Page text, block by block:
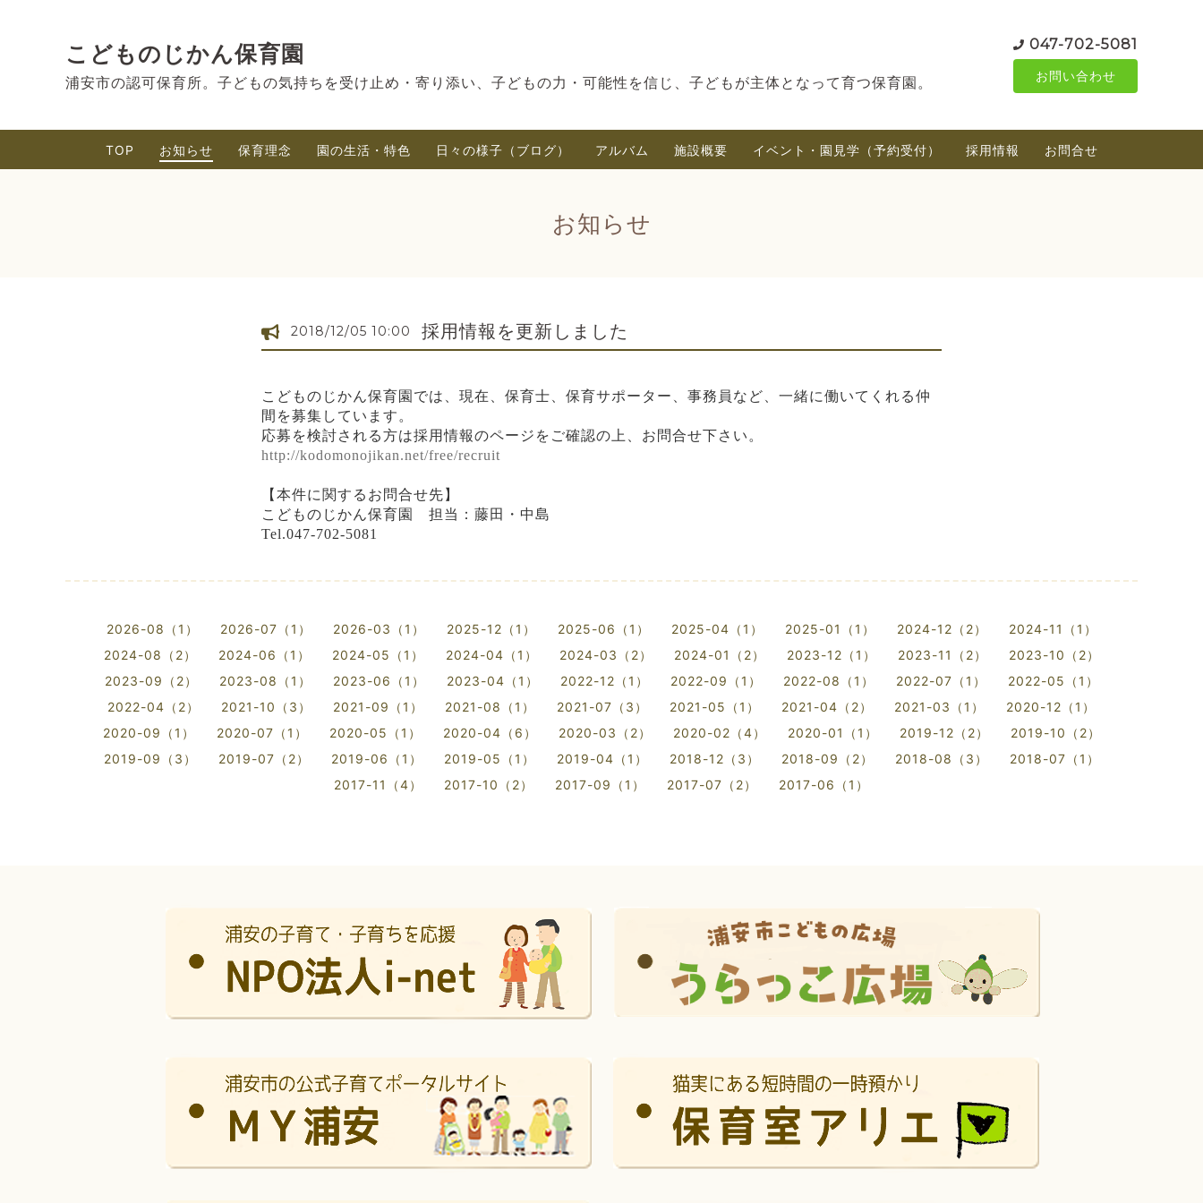
こどものじかん保育園
浦安市の認可保育所。子どもの気持ちを受け止め・寄り添い、子どもの力・可能性を信じ、子どもが主体となって育つ保育園。
047-702-5081
お問い合わせ
TOP お知らせ 保育理念 園の生活・特色 日々の様子（ブログ） アルバム 施設概要 イベント・園見学（予約受付） 採用情報 お問合せ
お知らせ
2018/12/05 10:00 採用情報を更新しました
こどものじかん保育園では、現在、保育士、保育サポーター、事務員など、一緒に働いてくれる仲
間を募集しています。
応募を検討される方は採用情報のページをご確認の上、お問合せ下さい。
http://kodomonojikan.net/free/recruit
【本件に関するお問合せ先】
こどものじかん保育園 担当：藤田・中島
Tel.047-702-5081
2026-08（1） 2026-07（1） 2026-03（1） 2025-12（1） 2025-06（1） 2025-04（1） 2025-01（1） 2024-12（2）
2024-11（1）
2024-08（2）
2024-06（1） 2024-05（1） 2024-04（1） 2024-03（2） 2024-01（2） 2023-12（1） 2023-11（2）
2023-10（2）
2023-09（2）
2023-08（1） 2023-06（1） 2023-04（1） 2022-12（1） 2022-09（1） 2022-08（1） 2022-07（1）
2022-05（1）
2022-04（2）
2021-10（3） 2021-09（1） 2021-08（1） 2021-07（3） 2021-05（1） 2021-04（2） 2021-03（1）
2020-12（1）
2020-09（1）
2020-07（1） 2020-05（1） 2020-04（6） 2020-03（2） 2020-02（4） 2020-01（1） 2019-12（2）
2019-10（2）
2019-09（3）
2019-07（2） 2019-06（1） 2019-05（1） 2019-04（1） 2018-12（3） 2018-09（2） 2018-08（3）
2018-07（1）
2017-11（4）
2017-10（2） 2017-09（1） 2017-07（2） 2017-06（1）